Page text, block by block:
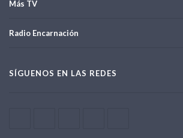
Más TV
Radio Encarnación
SÍGUENOS EN LAS REDES